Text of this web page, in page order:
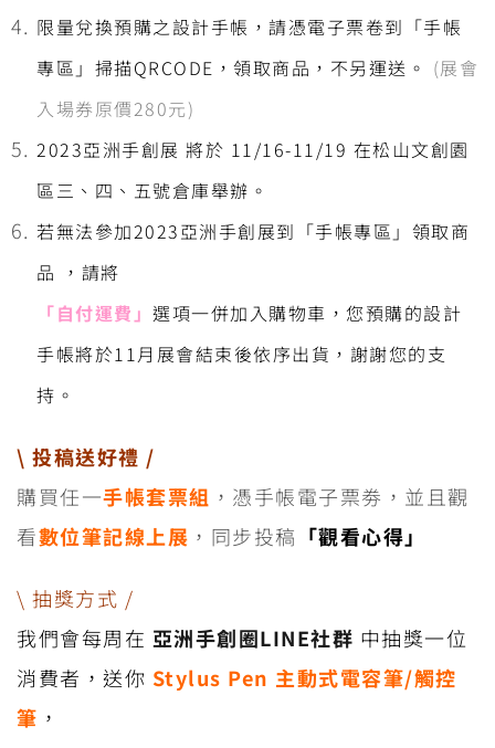
限量兌換預購之設計手帳，請憑電子票卷到「手帳
專區」掃描QRCODE，領取商品，不另運送。 (展會
入場券原價280元)
2023亞洲手創展 將於 11/16-11/19 在松山文創園
區三、四、五號倉庫舉辦。
若無法參加2023亞洲手創展到「手帳專區」領取商
品 ，請將
「自付運費 」 選項一併加入購物車，您預購的設計
手帳將於11月展會結束後依序出貨，謝謝您的支
持。
\ 投稿送好禮 /
購買任一手帳套票組 ，憑手帳電子票劵，並且觀
看數位筆記線上展 ，同步投稿 「觀看心得」
\ 抽獎方式 /
我們會每周在 亞洲手創圈LINE社群 中抽獎一位
消費者，送你 Stylus Pen 主動式電容筆/觸控
筆 ，